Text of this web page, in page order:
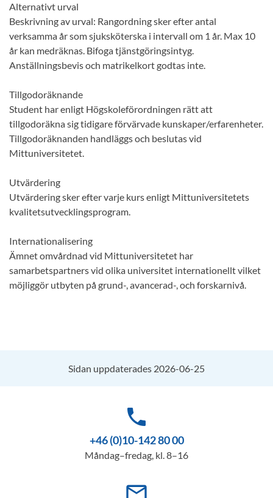
Alternativt urval
Beskrivning av urval: Rangordning sker efter antal
verksamma år som sjuksköterska i intervall om 1 år. Max 10
år kan medräknas. Bifoga tjänstgöringsintyg.
Anställningsbevis och matrikelkort godtas inte.
Tillgodoräknande
Student har enligt Högskoleförordningen rätt att
tillgodoräkna sig tidigare förvärvade kunskaper/erfarenheter.
Tillgodoräknanden handläggs och beslutas vid
Mittuniversitetet.
Utvärdering
Utvärdering sker efter varje kurs enligt Mittuniversitetets
kvalitetsutvecklingsprogram.
Internationalisering
Ämnet omvårdnad vid Mittuniversitetet har
samarbetspartners vid olika universitet internationellt vilket
möjliggör utbyten på grund-, avancerad-, och forskarnivå.
Sidan uppdaterades 2026-06-25
phone
+46 (0)10-142 80 00
Måndag–fredag, kl. 8–16
mail_outline